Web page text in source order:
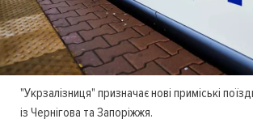
"Укрзалізниця" призначає нові приміські
із Чернігова та Запоріжжя.